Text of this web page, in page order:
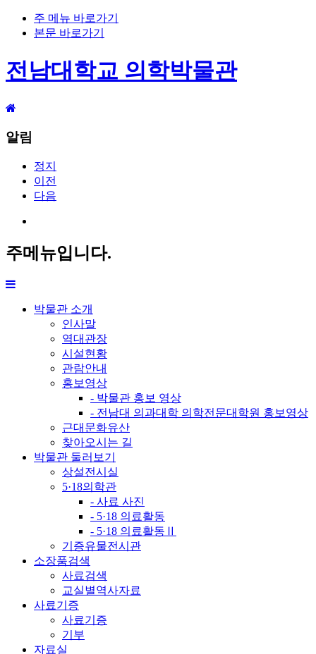
주 메뉴 바로가기
본문 바로가기
전남대학교 의학박물관
알림
정지
이전
다음
주메뉴입니다.
박물관 소개
인사말
역대관장
시설현황
관람안내
홍보영상
- 박물관 홍보 영상
- 전남대 의과대학 의학전문대학원 홍보영상
근대문화유산
찾아오시는 길
박물관 둘러보기
상설전시실
5·18의학관
- 사료 사진
- 5·18 의료활동
- 5·18 의료활동Ⅱ
기증유물전시관
소장품검색
사료검색
교실별역사자료
사료기증
사료기증
기부
자료실